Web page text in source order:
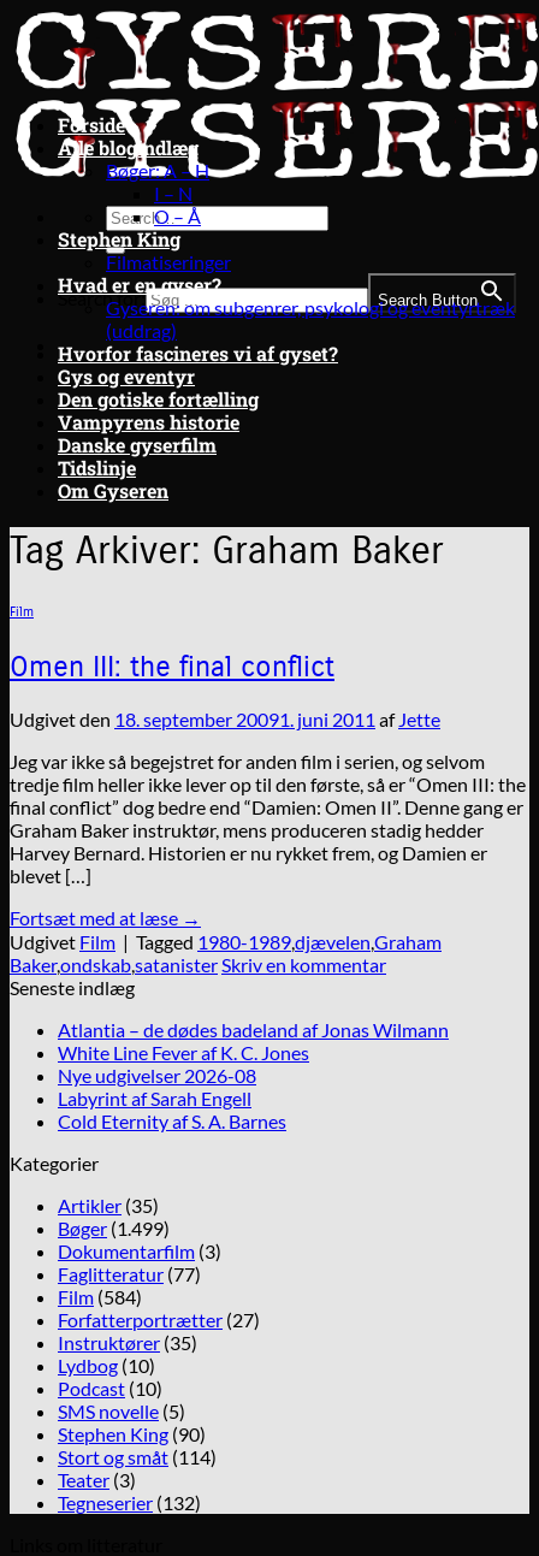
Fortsæt
til
indhold
Search for: Search Button
Forside
Alle blogindlæg
Bøger: A – H
I – N
O – Å
Stephen King
Filmatiseringer
Hvad er en gyser?
Gyseren: om subgenrer, psykologi og eventyrtræk
(uddrag)
Hvorfor fascineres vi af gyset?
Gys og eventyr
Den gotiske fortælling
Vampyrens historie
Danske gyserfilm
Tidslinje
Om Gyseren
Tag Arkiver: Graham Baker
Film
Omen III: the final conflict
Udgivet den 18. september 20091. juni 2011 af Jette
Jeg var ikke så begejstret for anden film i serien, og selvom
tredje film heller ikke lever op til den første, så er “Omen III: the
final conflict” dog bedre end “Damien: Omen II”. Denne gang er
Graham Baker instruktør, mens produceren stadig hedder
Harvey Bernard. Historien er nu rykket frem, og Damien er
blevet […]
Fortsæt med at læse →
Udgivet Film | Tagged 1980-1989,djævelen,Graham
Baker,ondskab,satanisterSkriv en kommentar
Seneste indlæg
Atlantia – de dødes badeland af Jonas Wilmann
White Line Fever af K. C. Jones
Nye udgivelser 2026-08
Labyrint af Sarah Engell
Cold Eternity af S. A. Barnes
Kategorier
Artikler (35)
Bøger (1.499)
Dokumentarfilm (3)
Faglitteratur (77)
Film (584)
Forfatterportrætter (27)
Instruktører (35)
Lydbog (10)
Podcast (10)
SMS novelle (5)
Stephen King (90)
Stort og småt (114)
Teater (3)
Tegneserier (132)